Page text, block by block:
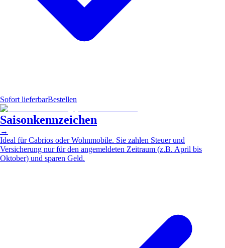
Sofort lieferbarBestellen
Saisonkennzeichen
→
Ideal für Cabrios oder Wohnmobile. Sie zahlen Steuer und
Versicherung nur für den angemeldeten Zeitraum (z.B. April bis
Oktober) und sparen Geld.